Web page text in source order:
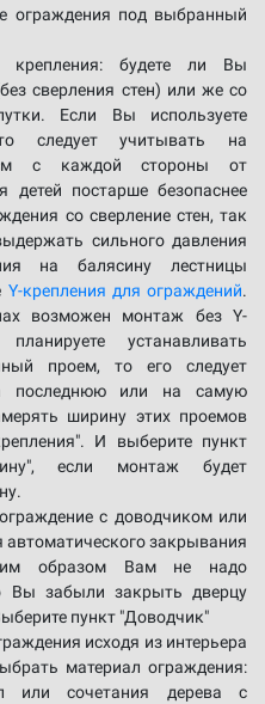
ограждения под выбранный
крепления: будете ли Вы
сверления стен) или же со
Если Вы используете
следует учитывать на
с каждой стороны от
детей постарше безопаснее
со сверление стен, так
сильного давления
на балясину лестницы
Y-крепления для ограждений.
возможен монтаж без Y-
устанавливать
проем, то его следует
последнюю или на самую
ширину этих проемов
И выберите пункт
если монтаж будет
с доводчиком или
закрывания
образом Вам не надо
Вы забыли закрыть дверцу
пункт "Доводчик"
исходя из интерьера
материал ограждения:
или сочетания дерева с